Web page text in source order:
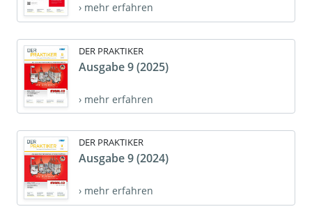
› mehr erfahren
DER PRAKTIKER
Ausgabe 9 (2025)
› mehr erfahren
DER PRAKTIKER
Ausgabe 9 (2024)
› mehr erfahren